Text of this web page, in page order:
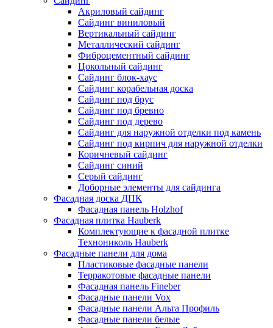
Акриловый сайдинг
Сайдинг виниловый
Вертикальный сайдинг
Металлический сайдинг
Фиброцементный сайдинг
Цокольный сайдинг
Сайдинг блок-хаус
Сайдинг корабельная доска
Сайдинг под брус
Сайдинг под бревно
Сайдинг под дерево
Сайдинг для наружной отделки под камень
Сайдинг под кирпич для наружной отделки
Коричневый сайдинг
Сайдинг синий
Серый сайдинг
Доборные элементы для сайдинга
Фасадная доска ДПК
Фасадная панель Holzhof
Фасадная плитка Hauberk
Комплектующие к фасадной плитке
Технониколь Hauberk
Фасадные панели для дома
Пластиковые фасадные панели
Терракотовые фасадные панели
Фасадная панель Fineber
Фасадные панели Vox
Фасадные панели Альта Профиль
Фасадные панели белые